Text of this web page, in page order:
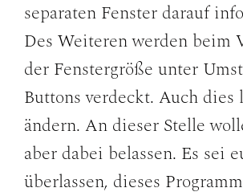
separaten Fenster darauf
Des Weiteren werden beim
der Fenstergröße unter
Buttons verdeckt. Auch
ändern. An dieser Stelle
aber dabei belassen. Es sei
überlassen, dieses Programm